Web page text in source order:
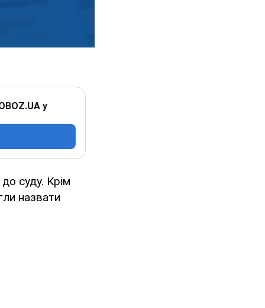
у
суду. Крім
назвати